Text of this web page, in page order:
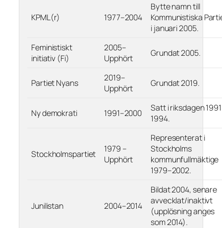
KPML(r) 1977–2004
Bytte namn till
Kommunistiska
i januari 2005.
Feministiskt
initiativ (Fi)
2005–
Upphört
Grundat 2005.
Partiet Nyans
2019–
Upphört
Grundat 2019.
Ny demokrati 1991–2000
Satt i riksdagen
1994.
Stockholmspartiet
1979 –
Upphört
Representerat i
Stockholms
kommunfullmäktige
1979–2002.
Junilistan 2004–2014
Bildat 2004, senare
avvecklat/inaktivt
(upplösning anges
som 2014).